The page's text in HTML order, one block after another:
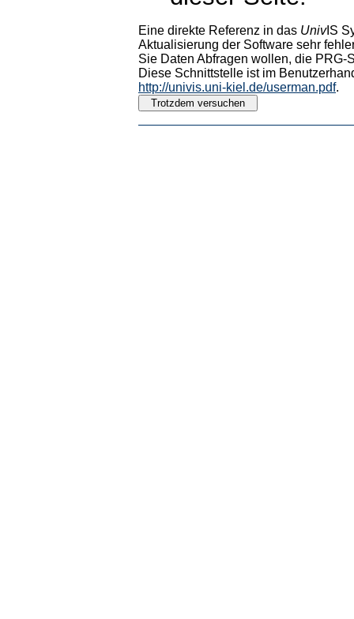
Eine direkte Referenz in das UnivIS
Aktualisierung der Software sehr
Sie Daten Abfragen wollen, die PRG-
Diese Schnittstelle ist im
http://univis.uni-kiel.de/userman.pdf.